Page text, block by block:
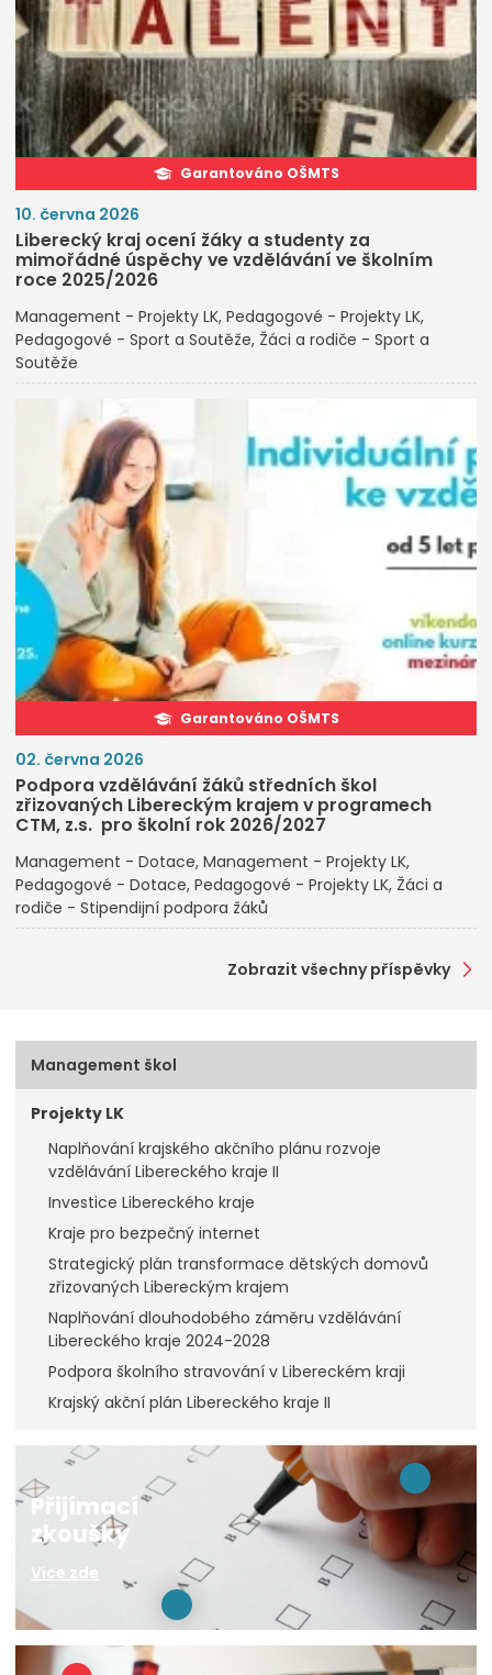
Garantováno OŠMTS
10. června 2026
Liberecký kraj ocení žáky a studenty za
mimořádné úspěchy ve vzdělávání ve školním
roce 2025/2026
Management - Projekty LK Pedagogové - Projekty LK
Pedagogové - Sport a Soutěže Žáci a rodiče - Sport a
Soutěže
Garantováno OŠMTS
02. června 2026
Podpora vzdělávání žáků středních škol
zřizovaných Libereckým krajem v programech
CTM, z.s. pro školní rok 2026/2027
Management - Dotace Management - Projekty LK
Pedagogové - Dotace Pedagogové - Projekty LK Žáci a
rodiče - Stipendijní podpora žáků
Zobrazit všechny příspěvky
Management škol
Projekty LK
Naplňování krajského akčního plánu rozvoje
vzdělávání Libereckého kraje II
Investice Libereckého kraje
Kraje pro bezpečný internet
Strategický plán transformace dětských domovů
zřizovaných Libereckým krajem
Naplňování dlouhodobého záměru vzdělávání
Libereckého kraje 2024-2028
Podpora školního stravování v Libereckém kraji
Krajský akční plán Libereckého kraje II
Přijímací
zkoušky
Více zde